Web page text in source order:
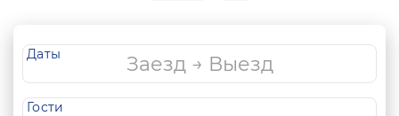
Даты
Гости